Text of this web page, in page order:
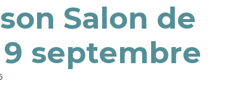
Salon de
septembre